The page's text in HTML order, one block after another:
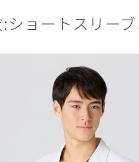
ショートスリー